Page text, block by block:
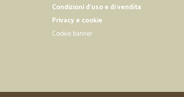
Condizioni d'uso e di vendita
Privacy e cookie
Cookie banner